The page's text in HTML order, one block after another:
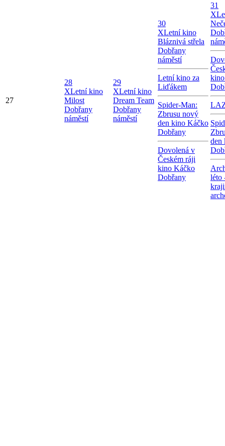
27
28
XLetní kino
Milost
Dobřany
náměstí
29
XLetní kino
Dream Team
Dobřany
náměstí
30
XLetní kino
Bláznivá střela
Dobřany
náměstí
Letní kino za
Liďákem
Spider-Man:
Zbrusu nový
den kino Káčko
Dobřany
Dovolená v
Českém ráji
kino Káčko
Dobřany
31
X
den
léto